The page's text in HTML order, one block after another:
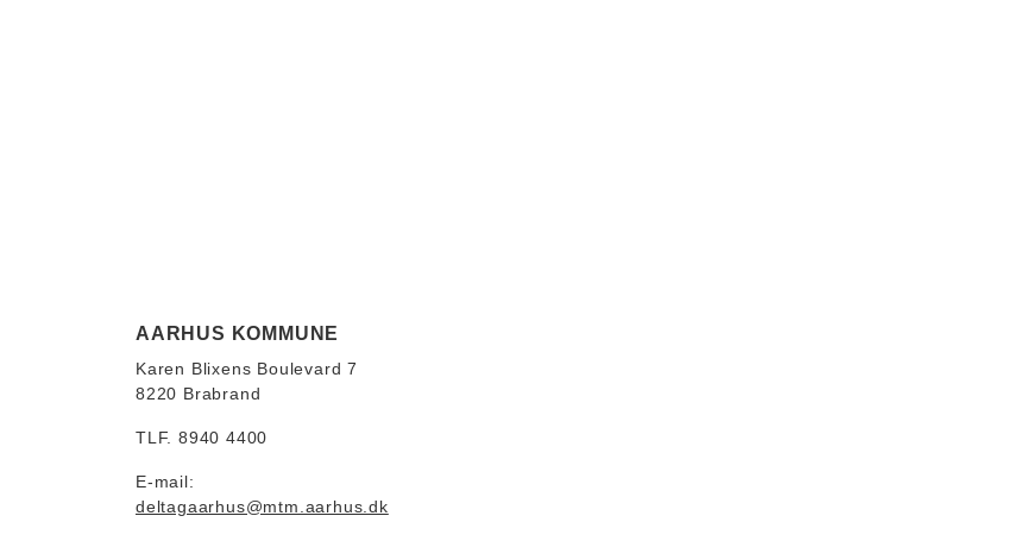
AARHUS KOMMUNE
Karen Blixens Boulevard 7
8220 Brabrand
TLF. 8940 4400
E-mail:
deltagaarhus@mtm.aarhus.dk